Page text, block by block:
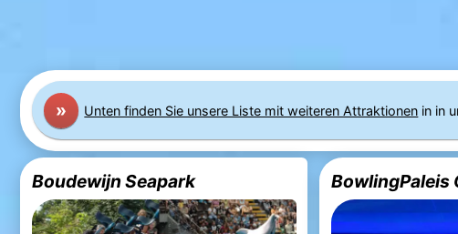
» Unten finden Sie unsere Liste mit weiteren Attraktionen in in
Boudewijn Seapark BowlingPaleis